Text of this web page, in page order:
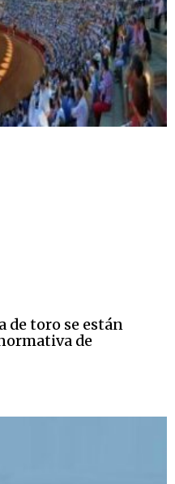
de toro se están
de